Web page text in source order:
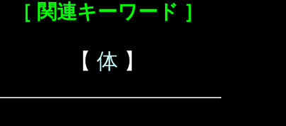
［ 関連キーワード ］
【 体 】